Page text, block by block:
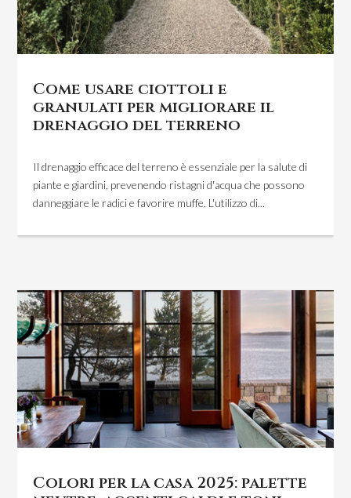
Come usare ciottoli e
granulati per migliorare il
drenaggio del terreno
Il drenaggio efficace del terreno è essenziale per la salute di
piante e giardini, prevenendo ristagni d'acqua che possono
danneggiare le radici e favorire muffe. L'utilizzo di...
Colori per la casa 2025: palette